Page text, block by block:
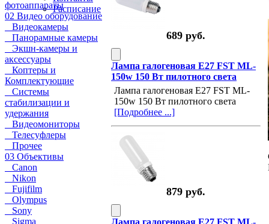
Расписание
фотоаппараты
02 Видео оборудование
Видеокамеры
Панорамные камеры
Экшн-камеры и
аксессуары
Коптеры и
Комплектующие
Системы
стабилизации и
удержания
Видеомониторы
Телесуфлеры
Прочее
03 Объективы
Canon
Nikon
Fujifilm
Olympus
Sony
Sigma
689 руб.
Лампа галогеновая E27 FST ML-
150w 150 Вт пилотного света
Лампа галогеновая E27 FST ML-
150w 150 Вт пилотного света
[Подробнее ...]
879 руб.
Лампа галогеновая E27 FST ML-